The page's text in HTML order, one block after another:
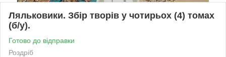
Ляльковики. Збір творів у чотирьох (4) томах
(б/у).
Готово до відправки
Роздріб